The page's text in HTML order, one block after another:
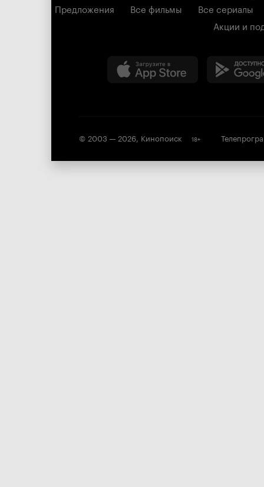
Предложения
Все фильмы
Все сериалы
Акции и
© 2003 — 2026, Кинопоиск 18+